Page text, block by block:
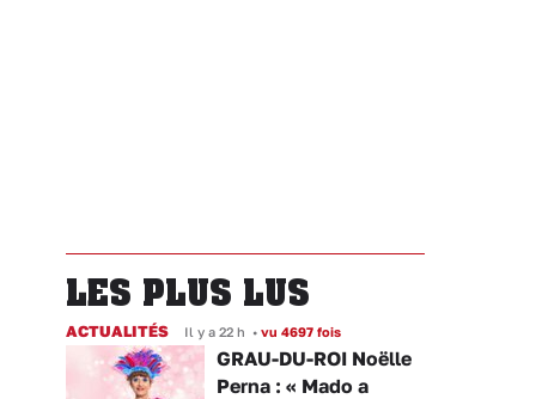
LES PLUS LUS
ACTUALITÉS Il y a 22 h • vu 4697 fois
GRAU-DU-ROI Noëlle
Perna : « Mado a